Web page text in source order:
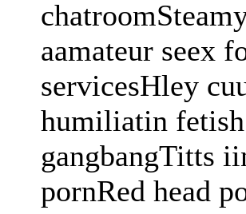
aamateur seex
servicesHley
humiliatin
gangbangTitts
pornRed head